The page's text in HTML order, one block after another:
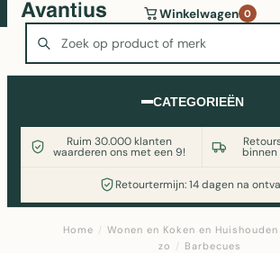
Winkelwagen 0
CATEGORIEËN
Ruim 30.000 klanten
waarderen ons met een 9! binnen
Retourtermijn: 14 dagen na
Wasmachine of koelkast nodig? Vergelijk
Witgoedaanbod.nl
Home / Wonen en Koken en Huishouden
zo / Barbecues